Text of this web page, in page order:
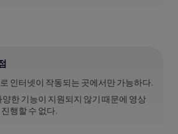
인터넷이 작동되는 곳에서만 가능하다.
양한 기능이 지원되지 않기 때문에 영상
행할 수 없다.